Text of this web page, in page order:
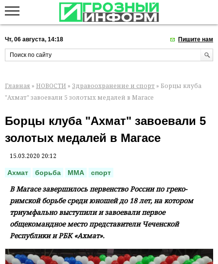
Чт, 06 августа, 14:18 Пишите нам
Главная » НОВОСТИ » Здравоохранение и спорт » Борцы клуба
"Ахмат" завоевали 5 золотых медалей в Магасе
Борцы клуба "Ахмат" завоевали 5
золотых медалей в Магасе
15.03.2020 20:12
Ахмат борьба ММА спорт
В Магасе завершилось первенство России по греко-
римской борьбе среди юношей до 18 лет, на котором
триумфально выступили и завоевали первое
общекомандное место представители Чеченской
Республики и РБК «Ахмат».